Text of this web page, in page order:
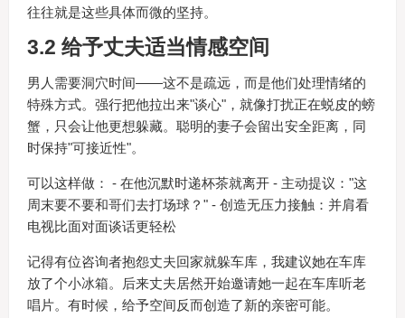
往往就是这些具体而微的坚持。
3.2 给予丈夫适当情感空间
男人需要洞穴时间——这不是疏远，而是他们处理情绪的
特殊方式。强行把他拉出来"谈心"，就像打扰正在蜕皮的螃
蟹，只会让他更想躲藏。聪明的妻子会留出安全距离，同
时保持"可接近性"。
可以这样做： - 在他沉默时递杯茶就离开 - 主动提议："这
周末要不要和哥们去打场球？" - 创造无压力接触：并肩看
电视比面对面谈话更轻松
记得有位咨询者抱怨丈夫回家就躲车库，我建议她在车库
放了个小冰箱。后来丈夫居然开始邀请她一起在车库听老
唱片。有时候，给予空间反而创造了新的亲密可能。